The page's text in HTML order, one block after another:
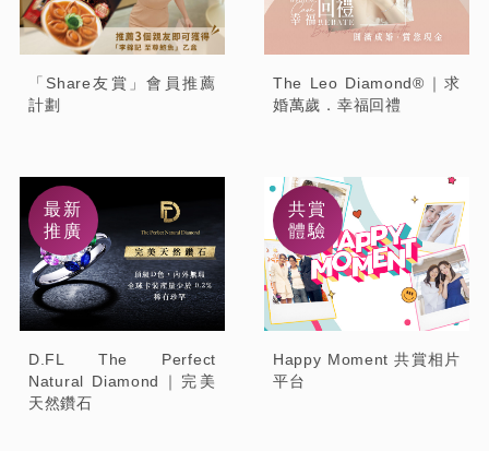
「Share友賞」會員推薦
計劃
The Leo Diamond®｜求
婚萬歲．幸福回禮
D.FL The Perfect
Natural Diamond｜完美
天然鑽石
最新
推廣
Happy Moment 共賞相片
平台
共賞
體驗